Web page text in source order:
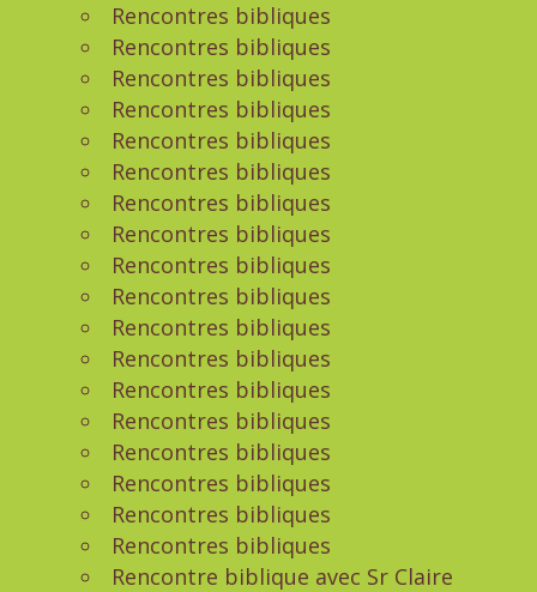
Rencontres bibliques
Rencontres bibliques
Rencontres bibliques
Rencontres bibliques
Rencontres bibliques
Rencontres bibliques
Rencontres bibliques
Rencontres bibliques
Rencontres bibliques
Rencontres bibliques
Rencontres bibliques
Rencontres bibliques
Rencontres bibliques
Rencontres bibliques
Rencontres bibliques
Rencontres bibliques
Rencontres bibliques
Rencontres bibliques
Rencontre biblique avec Sr Claire